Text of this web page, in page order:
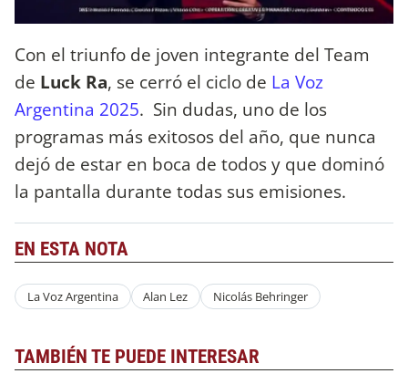
Con el triunfo de joven integrante del Team
de Luck Ra, se cerró el ciclo de La Voz
Argentina 2025. Sin dudas, uno de los
programas más exitosos del año, que nunca
dejó de estar en boca de todos y que dominó
la pantalla durante todas sus emisiones.
EN ESTA NOTA
La Voz Argentina Alan Lez Nicolás Behringer
TAMBIÉN TE PUEDE INTERESAR